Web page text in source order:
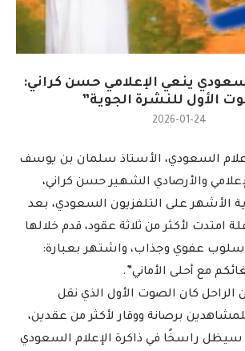
ينعي الإعلامي حسن كراني:
الأول للنشرة الجوية”
2026-01-24
السعودي، الأستاذ سلمان بن يوسف
والأرصادي الشهير حسن كراني،
الأشهر على التلفزيون السعودي، بعد
امتدت لأكثر من ثلاثة عقود، قدم خلالها
عفوي وجذاب، واشتهر بعبارة:
مع أحلى الأماني”.
الراحل كان الصوت الأول الذي نقل
برصانة ووقار لأكثر من عقدين،
سيظل راسخًا في ذاكرة الإعلام السعودي